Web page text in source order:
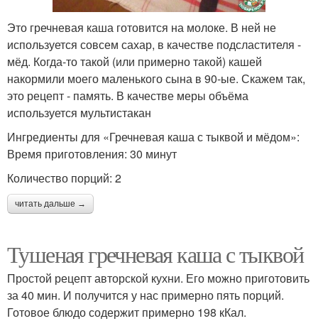
Это гречневая каша готовится на молоке. В ней не
используется совсем сахар, в качестве подсластителя -
мёд. Когда-то такой (или примерно такой) кашей
накормили моего маленького сына в 90-ые. Скажем так,
это рецепт - память. В качестве меры объёма
используется мультистакан
Ингредиенты для «Гречневая каша с тыквой и мёдом»:
Время приготовления: 30 минут
Количество порций: 2
читать дальше →
Тушеная гречневая каша с тыквой
Простой рецепт авторской кухни. Его можно приготовить
за 40 мин. И получится у нас примерно пять порций.
Готовое блюдо содержит примерно 198 кКал.